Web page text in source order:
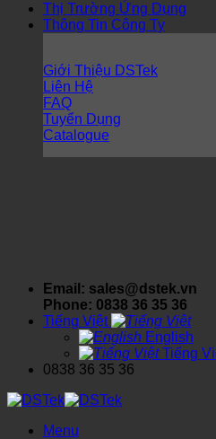
Thị Trường Ứng Dụng
Thông Tin Công Ty
Giới Thiệu DSTek
Liên Hệ
FAQ
Tuyển Dụng
Catalogue
Email: sales@dstek.vn
Phone: 0838 36 35 36
Tiếng Việt
English
Tiếng
0838 36 35 36
Menu